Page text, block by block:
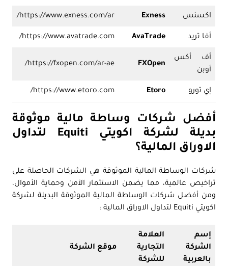
اكسنس Exness
https://www.exness.com/ar/
أفا تريد AvaTrade
https://www.avatrade.com/
أف أكس
أوبن
FXOpen
https://fxopen.com/ar-ae/
إي تورو Etoro
https://www.etoro.com/
أفضل شركات وساطة مالية موثوقة
بديلة لشركة اكويتي Equiti لتداول
الاوراق المالية؟
شركات الوساطة المالية الموثوقة هي الشركات الحاصلة على
تراخيص عالمية، مما يضمن الاستثمار الآمن وحماية الأموال،
ومن أفضل شركات الوساطة المالية الموثوقة البديلة لشركة
اكويتي Equiti لتداول الاوراق المالية :
إسم
الشركة
بالعربية
العلامة
التجارية
للشركة
موقع الشركة